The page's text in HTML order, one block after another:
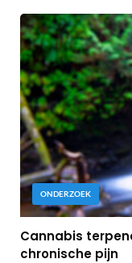
ONDERZOEK
Cannabis
chronische pijn